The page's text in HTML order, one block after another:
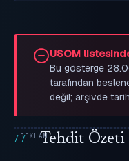
USOM
Bu gösterge
tarafından
değil; arşivde
Tehdit Özeti